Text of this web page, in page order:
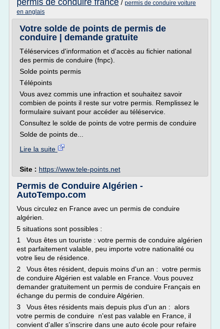
permis de conduire france / permis de conduire voiture
en anglais
Votre solde de points de permis de
conduire | demande gratuite
Téléservices d'information et d'accès au fichier national
des permis de conduire (fnpc).
Solde points permis
Télépoints
Vous avez commis une infraction et souhaitez savoir
combien de points il reste sur votre permis. Remplissez le
formulaire suivant pour accéder au téléservice.
Consultez le solde de points de votre permis de conduire
Solde de points de...
Lire la suite
Site : https://www.tele-points.net
Permis de Conduire Algérien -
AutoTempo.com
Vous circulez en France avec un permis de conduire
algérien.
5 situations sont possibles :
1 Vous êtes un touriste : votre permis de conduire algérien
est parfaitement valable, peu importe votre nationalité ou
votre lieu de résidence.
2 Vous êtes résident, depuis moins d'un an : votre permis
de conduire Algérien est valable en France. Vous pouvez
demander gratuitement un permis de conduire Français en
échange du permis de conduire Algérien.
3 Vous êtes résidents mais depuis plus d'un an : alors
votre permis de conduire n'est pas valable en France, il
convient d'aller s'inscrire dans une auto école pour refaire